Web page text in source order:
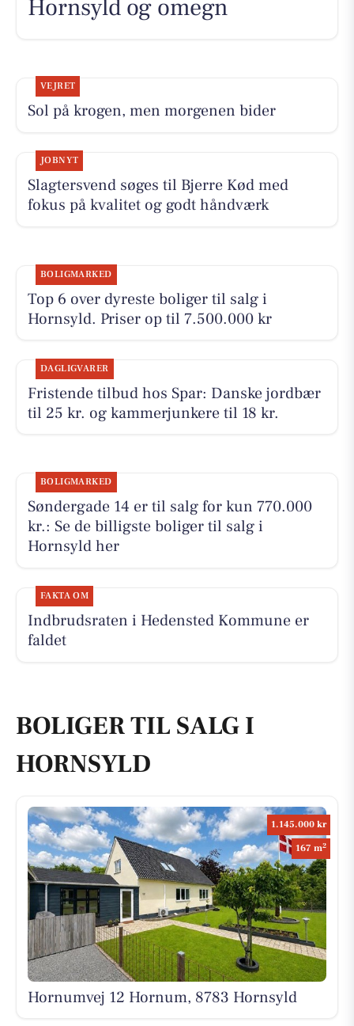
Hornsyld og omegn
VEJRET
Sol på krogen, men morgenen bider
JOBNYT
Slagtersvend søges til Bjerre Kød med
fokus på kvalitet og godt håndværk
BOLIGMARKED
Top 6 over dyreste boliger til salg i
Hornsyld. Priser op til 7.500.000 kr
DAGLIGVARER
Fristende tilbud hos Spar: Danske jordbær
til 25 kr. og kammerjunkere til 18 kr.
BOLIGMARKED
Søndergade 14 er til salg for kun 770.000
kr.: Se de billigste boliger til salg i
Hornsyld her
FAKTA OM
Indbrudsraten i Hedensted Kommune er
faldet
BOLIGER TIL SALG I
HORNSYLD
1.145.000 kr
167 m2
Hornumvej 12 Hornum, 8783 Hornsyld